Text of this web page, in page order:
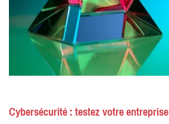
Cybersécurité : testez votre entreprise